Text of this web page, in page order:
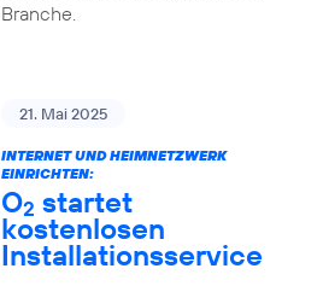
Branche.
21. Mai 2025
INTERNET UND HEIMNETZWERK
EINRICHTEN:
O2 startet
kostenlosen
Installationsservice